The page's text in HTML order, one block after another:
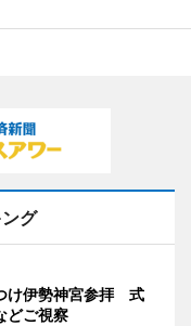
グ
け伊勢神宮参拝 式
どご視察